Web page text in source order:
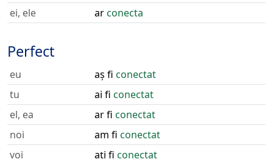
ei, ele
arconecta
Perfect
eu aș fi conectat
tu
ai fi conectat
el, ea
ar fi conectat
noi
am fi conectat
voi
ați fi conectat